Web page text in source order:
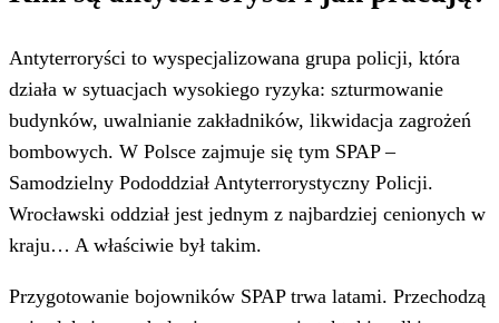
Antyterroryści to wyspecjalizowana grupa policji, która
działa w sytuacjach wysokiego ryzyka: szturmowanie
budynków, uwalnianie zakładników, likwidacja zagrożeń
bombowych. W Polsce zajmuje się tym SPAP –
Samodzielny Pododdział Antyterrorystyczny Policji.
Wrocławski oddział jest jednym z najbardziej cenionych w
kraju… A właściwie był takim.
Przygotowanie bojowników SPAP trwa latami. Przechodzą